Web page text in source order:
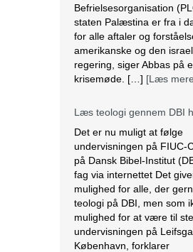
Befrielsesorganisation
staten Palæstina er fra i
for alle aftaler og
amerikanske og den
regering, siger Abbas på
krisemøde. […] [Læs
Læs teologi gennem DBI
Det er nu muligt at følge
undervisningen på FIUC-
på Dansk Bibel-Institut
fag via internettet Det
mulighed for alle, der
teologi på DBI, men som
mulighed for at være til
undervisningen på
København, forklarer